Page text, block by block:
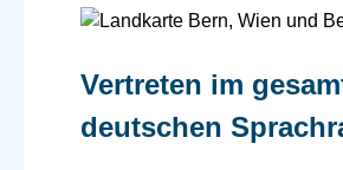
Vertreten im
deutschen